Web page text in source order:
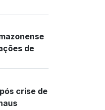
de
crise de